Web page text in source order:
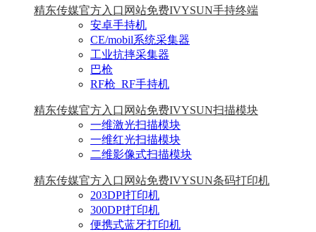
精东传媒官方入口网站免费IVYSUN手持终端
安卓手持机
CE/mobil系统采集器
工业抗摔采集器
巴枪
RF枪_RF手持机
精东传媒官方入口网站免费IVYSUN扫描模块
一维激光扫描模块
一维红光扫描模块
二维影像式扫描模块
精东传媒官方入口网站免费IVYSUN条码打印机
203DPI打印机
300DPI打印机
便携式蓝牙打印机